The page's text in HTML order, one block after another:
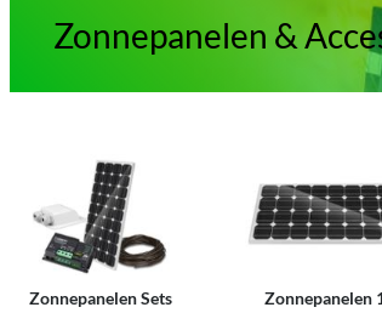
Zonnepanelen &
Zonnepanelen Sets Zonnepanelen